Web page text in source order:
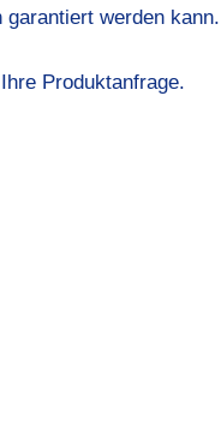
werden kann.
Produktanfrage.